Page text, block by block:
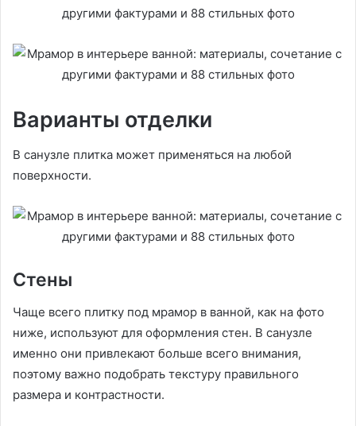
Варианты отделки
В санузле плитка может применяться на любой
поверхности.
Стены
Чаще всего плитку под мрамор в ванной, как на фото
ниже, используют для оформления стен. В санузле
именно они привлекают больше всего внимания,
поэтому важно подобрать текстуру правильного
размера и контрастности.